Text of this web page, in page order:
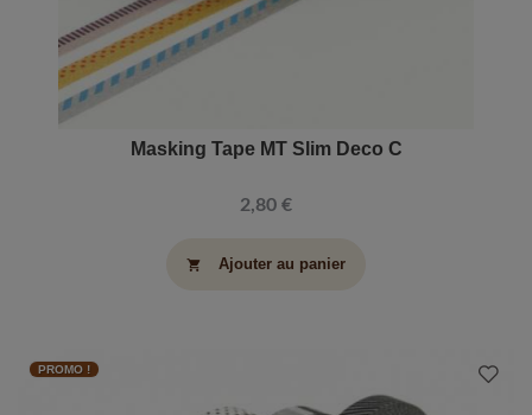
Masking Tape MT Slim Deco C
2,80 €
shopping_cart Ajouter au panier
PROMO !